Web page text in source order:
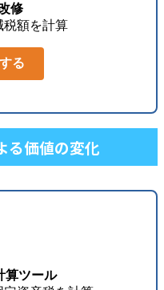
修
税額を計算
る
る価値の変化
算ツール